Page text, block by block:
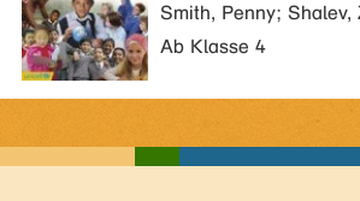
Smith, Penny; Shalev,
Ab Klasse 4